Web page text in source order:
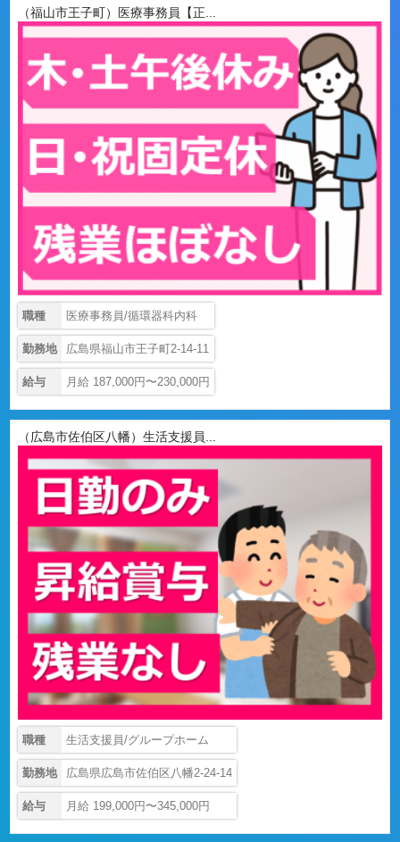
（福山市王子町）医療事務員【正...
職種 医療事務員/循環器科内科
勤務地 広島県福山市王子町2-14-11
給与 月給 187,000円〜230,000円
（広島市佐伯区八幡）生活支援員...
職種 生活支援員/グループホーム
勤務地 広島県広島市佐伯区八幡2-24-14
給与 月給 199,000円〜345,000円